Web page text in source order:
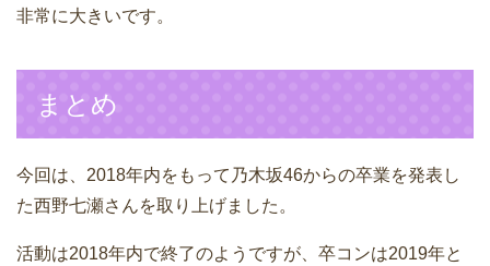
非常に大きいです。
まとめ
今回は、2018年内をもって乃木坂46からの卒業を発表し
た西野七瀬さんを取り上げました。
活動は2018年内で終了のようですが、卒コンは2019年と